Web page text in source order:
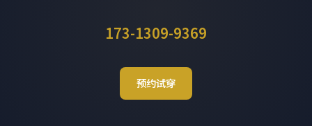
173-1309-9369
预约试穿